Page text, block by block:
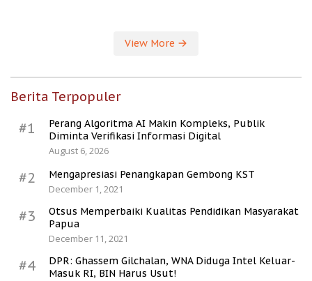
View More
Berita Terpopuler
#1
Perang Algoritma AI Makin Kompleks, Publik
Diminta Verifikasi Informasi Digital
August 6, 2026
#2
Mengapresiasi Penangkapan Gembong KST
December 1, 2021
#3
Otsus Memperbaiki Kualitas Pendidikan Masyarakat
Papua
December 11, 2021
#4
DPR: Ghassem Gilchalan, WNA Diduga Intel Keluar-
Masuk RI, BIN Harus Usut!